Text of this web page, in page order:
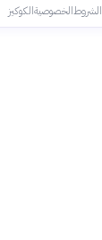
الشروطالخصوصيةالكوكيز